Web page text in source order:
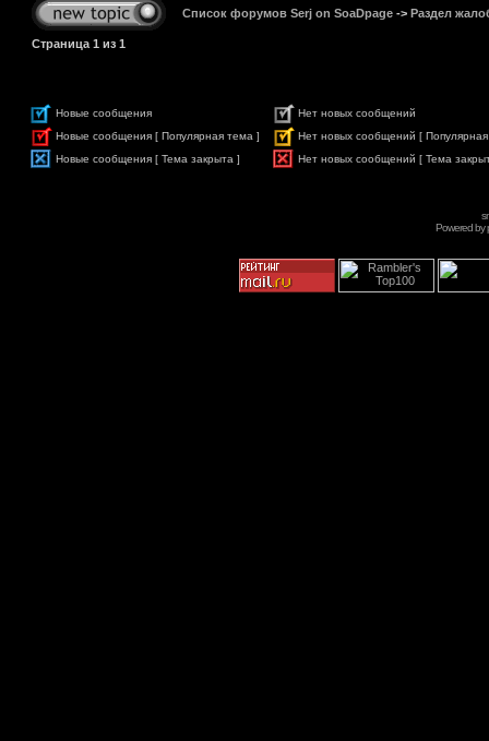
Список форумов Serj on SoaDpage -> Раздел
Страница 1 из 1
Новые сообщения
Нет новых сообщений
Новые сообщения [ Популярная тема ]
Нет новых сообщений [
Новые сообщения [ Тема закрыта ]
Нет новых сообщений [ Тема
Powered by